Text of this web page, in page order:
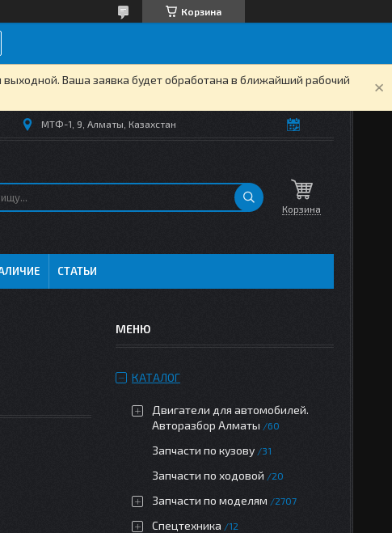
Корзина
Ваша заявка будет обработана в ближайший рабочий
МТФ-1, 9, Алматы, Казахстан
Корзина
СТАТЬИ
КАТАЛОГ
Двигатели для автомобилей.
Авторазбор Алматы
60
Запчасти по кузову 31
Запчасти по ходовой 20
Запчасти по моделям 2707
Спецтехника 12